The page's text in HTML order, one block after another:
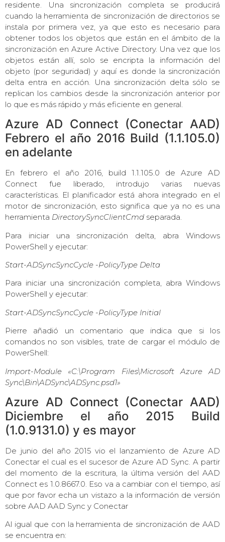
residente. Una sincronización completa se producirá
cuando la herramienta de sincronización de directorios se
instala por primera vez, ya que esto es necesario para
obtener todos los objetos que están en el ámbito de la
sincronización en Azure Active Directory. Una vez que los
objetos están allí, solo se encripta la información del
objeto (por seguridad) y aquí es donde la sincronización
delta entra en acción. Una sincronización delta sólo se
replican los cambios desde la sincronización anterior por
lo que es más rápido y más eficiente en general.
Azure AD Connect (Conectar AAD)
Febrero el año 2016 Build (1.1.105.0)
en adelante
En febrero el año 2016, build 1.1.105.0 de Azure AD
Connect fue liberado, introdujo varias nuevas
características. El planificador está ahora integrado en el
motor de sincronización, esto significa que ya no es una
herramienta DirectorySyncClientCmd separada.
Para iniciar una sincronización delta, abra Windows
PowerShell y ejecutar:
Start-ADSyncSyncCycle -PolicyType Delta
Para iniciar una sincronización completa, abra Windows
PowerShell y ejecutar:
Start-ADSyncSyncCycle -PolicyType Initial
Pierre añadió un comentario que indica que si los
comandos no son visibles, trate de cargar el módulo de
PowerShell:
Import-Module «C:\Program Files\Microsoft Azure AD
Sync\Bin\ADSync\ADSync.psd1»
Azure AD Connect (Conectar AAD)
Diciembre el año 2015 Build
(1.0.9131.0) y es mayor
De junio del año 2015 vio el lanzamiento de Azure AD
Conectar el cual es el sucesor de Azure AD Sync. A partir
del momento de la escritura, la última versión del AAD
Connect es 1.0.8667.0. Eso va a cambiar con el tiempo, así
que por favor echa un vistazo a la información de versión
sobre AAD AAD Sync y Conectar
Al igual que con la herramienta de sincronización de AAD
se encuentra en: